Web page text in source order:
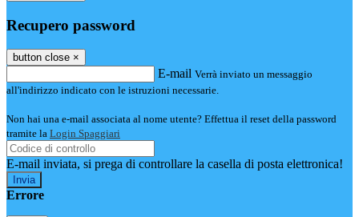
Recupero password
button close ×
E-mail Verrà inviato un messaggio
all'indirizzo indicato con le istruzioni necessarie.
Non hai una e-mail associata al nome utente? Effettua il reset della password
tramite la Login Spaggiari
E-mail inviata, si prega di controllare la casella di posta elettronica!
Errore